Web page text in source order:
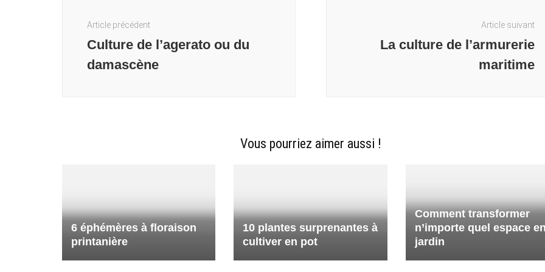
d'articleArticle précédent
Culture de l’agerato ou du
damascène
Article suivant
La culture de l’armurerie
maritime
Vous pourriez aimer aussi !
6 éphémères à floraison
printanière
10 plantes surprenantes à
cultiver en pot
Comment transformer
n’importe quel espace
jardin